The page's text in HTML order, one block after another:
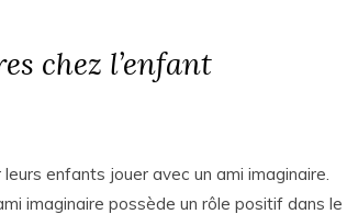
chez l’enfant
enfants jouer avec un ami imaginaire.
imaginaire possède un rôle positif dans le